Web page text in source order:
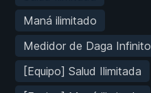
Maná ilimitado
Medidor de Daga Infinito
[Equipo] Salud Ilimitada